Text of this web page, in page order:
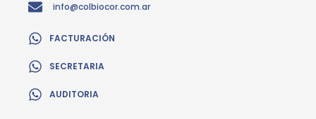
info@colbiocor.com.ar
FACTURACIÓN
SECRETARIA
AUDITORIA